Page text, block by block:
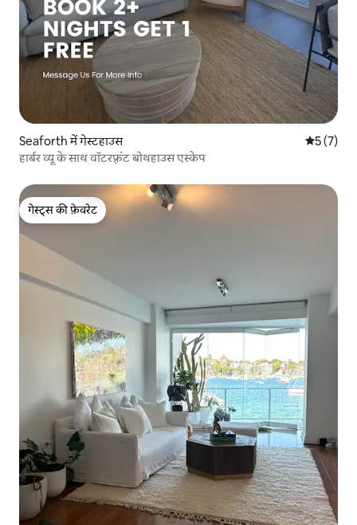
Seaforth में गेस्टहाउस औसत रेटिंग
5 (7)
हार्बर व्यू के साथ वॉटरफ़्रंट बोथहाउस एस्केप
गेस्ट्स की फ़ेवरेट
गेस्ट्स की फ़ेवरेट